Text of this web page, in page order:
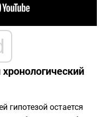
гипотезой остается